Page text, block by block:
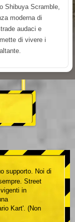
Shibuya Scramble,
moderna di
audaci e
di vivere i
supporto. Noi di
Street
in
Kart'. (Non